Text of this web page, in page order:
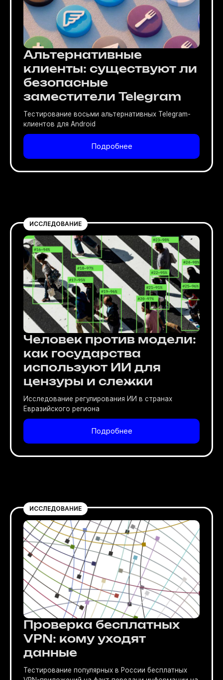
Альтернативные
клиенты: существуют ли
безопасные
заместители Telegram
Тестирование восьми альтернативных Telegram-
клиентов для Android
Подробнее
ИССЛЕДОВАНИЕ
Человек против модели:
как государства
используют ИИ для
цензуры и слежки
Исследование регулирования ИИ в странах
Евразийского региона
Подробнее
ИССЛЕДОВАНИЕ
Проверка бесплатных
VPN: кому уходят
данные
Тестирование популярных в России бесплатных